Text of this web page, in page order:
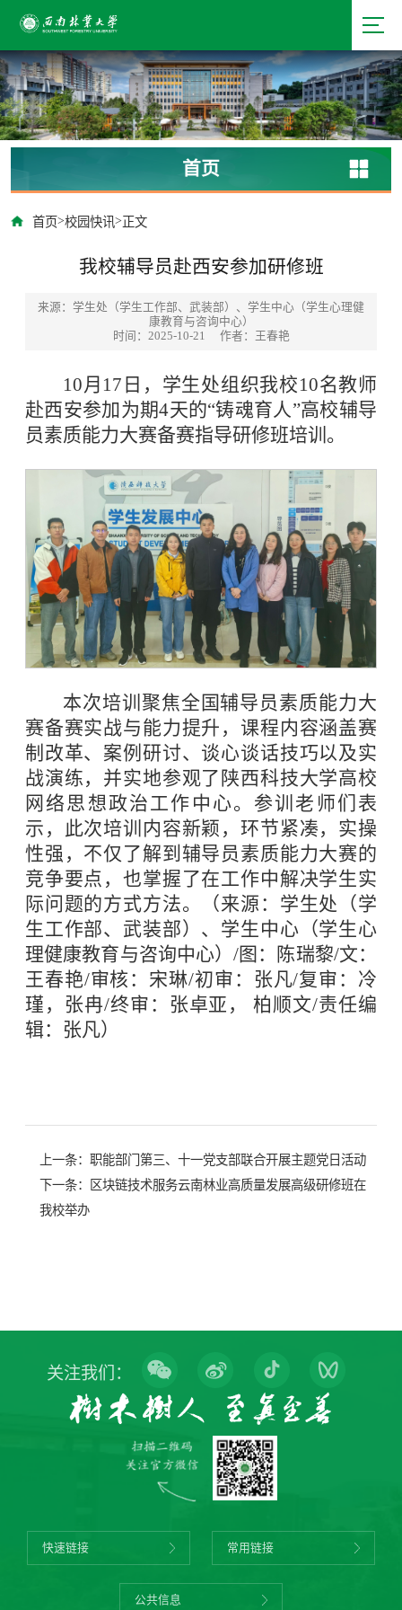
首页
首页>校园快讯>正文
我校辅导员赴西安参加研修班
来源：学生处（学生工作部、武装部）、学生中心（学生心理健
康教育与咨询中心）
时间：2025-10-21
作者：王春艳
10月17日，学生处组织我校10名教师
赴西安参加为期4天的“铸魂育人”高校辅导
员素质能力大赛备赛指导研修班培训。
本次培训聚焦全国辅导员素质能力大
赛备赛实战与能力提升，课程内容涵盖赛
制改革、案例研讨、谈心谈话技巧以及实
战演练，并实地参观了陕西科技大学高校
网络思想政治工作中心。参训老师们表
示，此次培训内容新颖，环节紧凑，实操
性强，不仅了解到辅导员素质能力大赛的
竞争要点，也掌握了在工作中解决学生实
际问题的方式方法。（来源：学生处（学
生工作部、武装部）、学生中心（学生心
理健康教育与咨询中心）/图：陈瑞黎/文：
王春艳/审核：宋琳/初审：张凡/复审：冷
瑾，张冉/终审：张卓亚， 柏顺文/责任编
辑：张凡）
上一条： 职能部门第三、十一党支部联合开展主题党日活动
下一条：
区块链技术服务云南林业高质量发展高级研修班在
我校举办
关注我们：
快速链接 常用链接
公共信息